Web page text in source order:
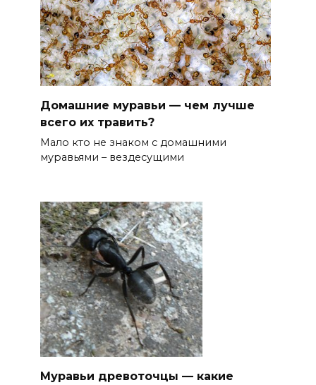
Домашние муравьи — чем лучше
всего их травить?
Мало кто не знаком с домашними
муравьями – вездесущими
Муравьи древоточцы — какие